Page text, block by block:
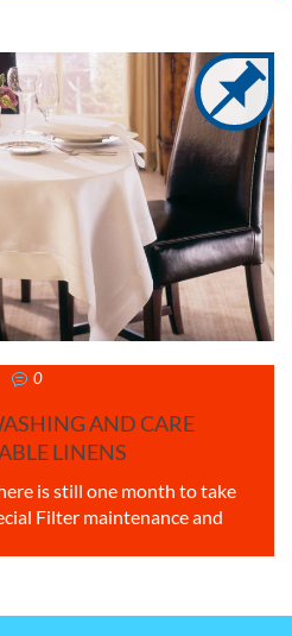
0
AND CARE
LINENS
is still one month to take
Filter maintenance and